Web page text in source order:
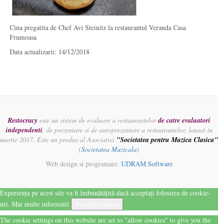
Cina pregatita de Chef Avi Steinitz la restaurantul Veranda Casa
Frumoasa
Data actualizarii: 14/12/2018
Restocracy este un sistem de evaluare a restaurantelorde catre evaluatori
independenti, de prezentare si de autoprezentare a restaurantelor, lansat in
martie 2017. Este un produs al Asociatiei "Societatea pentru Muzica Clasica"
(Societatea Muzicala)
Web design si programare: UDRAM Software
Experiența pe acest site va fi îmbunătățită dacă acceptați folosirea de cookie-
uri. Mai multe informatii
The cookie settings on this website are set to "allow cookies" to give you the